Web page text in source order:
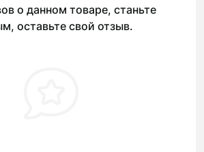
о данном товаре, станьте
оставьте свой отзыв.